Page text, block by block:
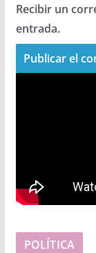
Recibir un
entrada.
POLÍTICA